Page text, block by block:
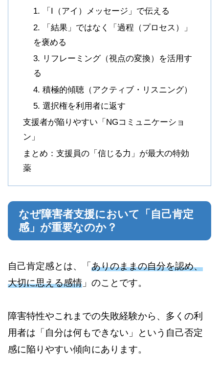
1. 「I（アイ）メッセージ」で伝える
2. 「結果」ではなく「過程（プロセス）」
を褒める
3. リフレーミング（視点の変換）を活用す
る
4. 積極的傾聴（アクティブ・リスニング）
5. 選択権を利用者に返す
支援者が陥りやすい「NGコミュニケーショ
ン」
まとめ：支援員の「信じる力」が最大の特効
薬
なぜ障害者支援において「自己肯定
感」が重要なのか？
自己肯定感とは、「ありのままの自分を認め、
大切に思える感情 」のことです。
障害特性やこれまでの失敗経験から、多くの利
用者は「自分は何もできない」という自己否定
感に陥りやすい傾向にあります。